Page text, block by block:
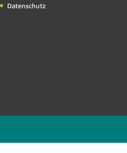
Datenschutz